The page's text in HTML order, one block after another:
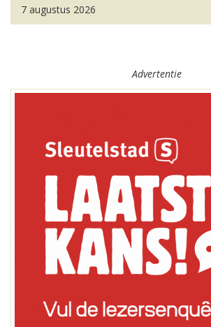
7 augustus 2026
Advertentie